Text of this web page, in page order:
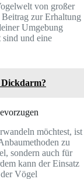
von großer
zur Erhaltung
Umgebung
und eine
möchtest, ist
zu
sondern auch für
kann der Einsatz
Vögel